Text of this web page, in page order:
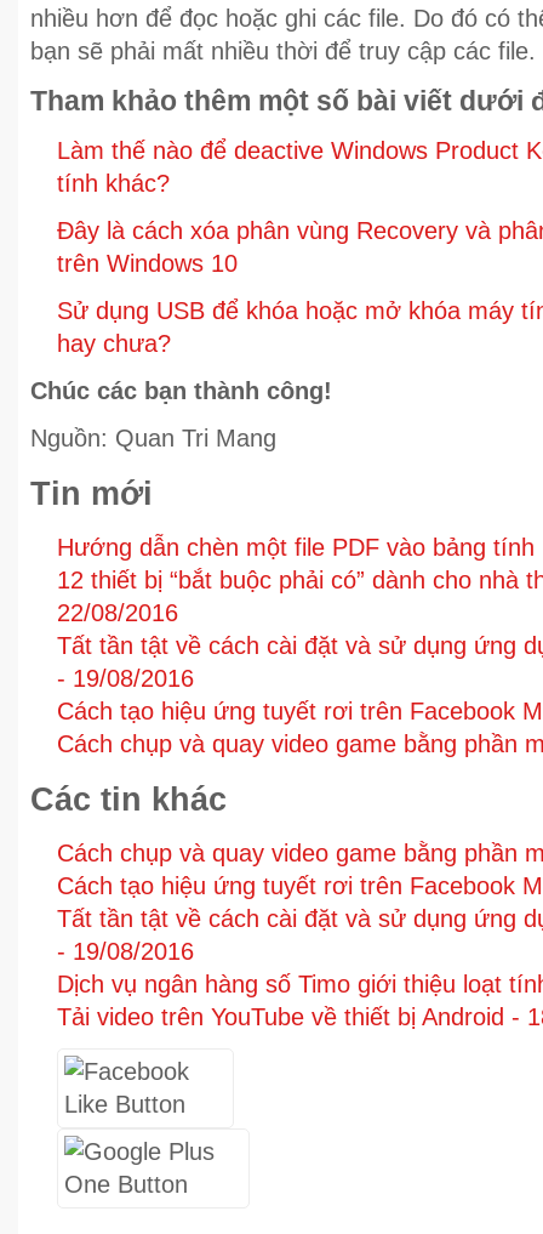
nhiều hơn để đọc hoặc ghi các file. Do đó có
bạn sẽ phải mất nhiều thời để truy cập các file.
Tham khảo thêm một số bài viết dưới
Làm thế nào để deactive Windows Product
tính khác?
Đây là cách xóa phân vùng Recovery và
trên Windows 10
Sử dụng USB để khóa hoặc mở khóa máy
hay chưa?
Chúc các bạn thành công!
Nguồn: Quan Tri Mang
Tin mới
Hướng dẫn chèn một file PDF vào bảng
12 thiết bị “bắt buộc phải có” dành cho nhà
22/08/2016
Tất tần tật về cách cài đặt và sử dụng ứng
- 19/08/2016
Cách tạo hiệu ứng tuyết rơi trên Facebook
Cách chụp và quay video game bằng phần
Các tin khác
Cách chụp và quay video game bằng phần
Cách tạo hiệu ứng tuyết rơi trên Facebook
Tất tần tật về cách cài đặt và sử dụng ứng
- 19/08/2016
Dịch vụ ngân hàng số Timo giới thiệu loạt
Tải video trên YouTube về thiết bị Android -